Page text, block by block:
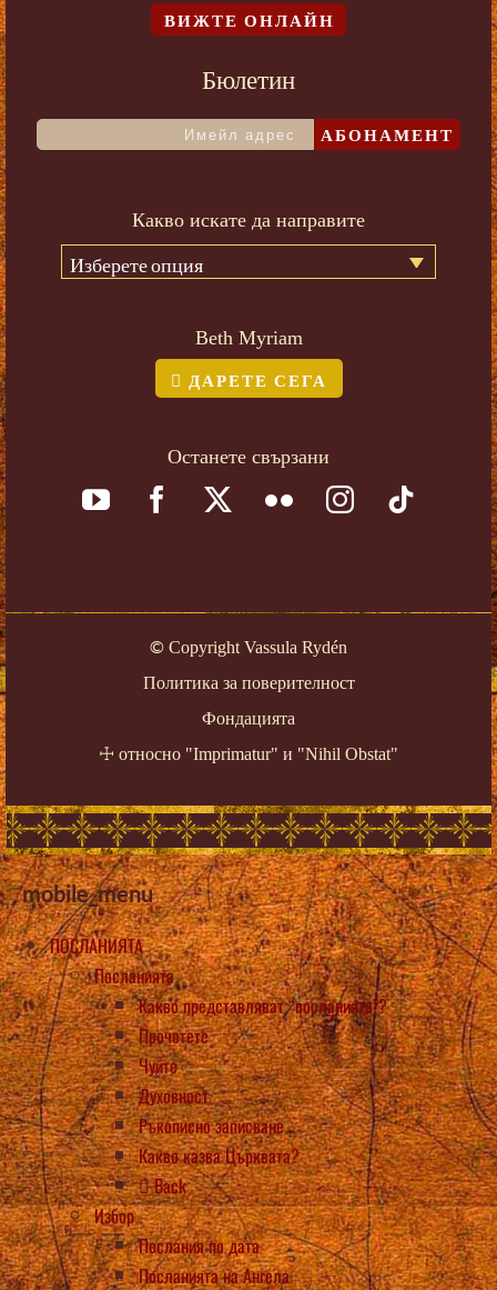
ВИЖТЕ ОНЛАЙН
Бюлетин
АБОНАМЕНТ
Какво искате да направите
Изберете опция
Beth Myriam
ДАРЕТЕ СЕГА
Останете свързани
© Copyright Vassula Rydén
Политика за поверителност
Фондацията
☩ относно "Imprimatur" и "Nihil Obstat"
mobile_menu
ПОСЛАНИЯТА
Посланията
Какво представляват “посланията”?
Прочетете
Чуйте
Духовност
Ръкописно записване
Какво казва Църквата?
Back
Избор
Послания по дата
Посланията на Ангела